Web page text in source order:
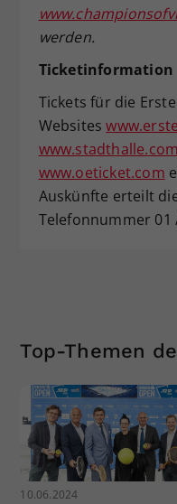
werden.
Ticketinformation
Tickets für die
Websites
www.stadthalle.com
www.oeticket.com
Auskünfte erteilt
Telefonnummer 01
Top-Themen
10.06.2024